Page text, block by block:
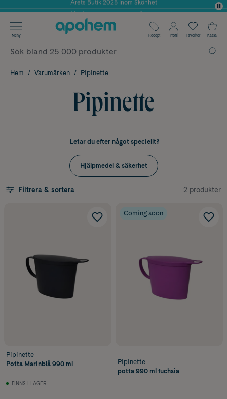
Använd kod: SOMMAR20 för 20% över 649kr
✓ Fri frakt
✓ Poäng på alla köp*
Meny Recept Profil Favoriter Kassa
Hem Varumärken Pipinette
Pipinette
Letar du efter något speciellt?
Hjälpmedel & säkerhet
Filtrera & sortera 2 produkter
Pipinette
Potta Marinblå 990 ml
FINNS I LAGER
Coming soon
Pipinette
potta 990 ml fuchsia